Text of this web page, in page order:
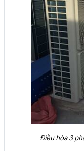
Điều hòa 3